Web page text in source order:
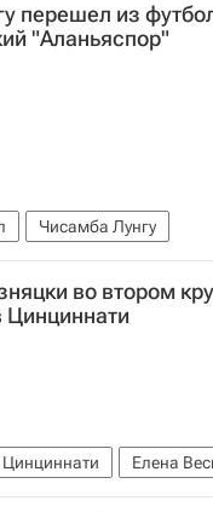
перешел из
"Аланьяспор"
Чисамба Лунгу
во втором
Цинциннати
Цинциннати Елена